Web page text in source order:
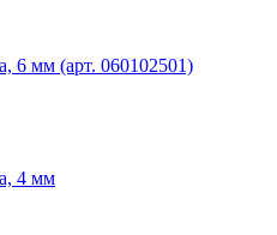
6 мм (арт. 060102501)
4 мм